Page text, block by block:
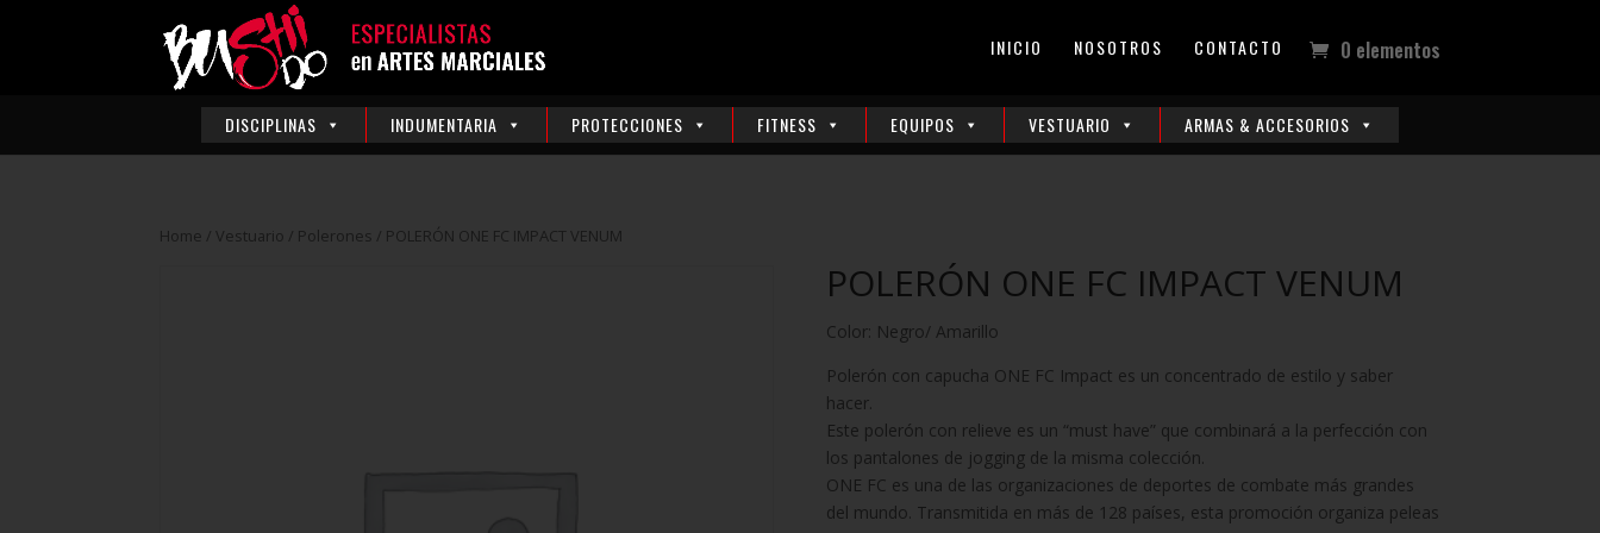
INICIO NOSOTROS CONTACTO 0 elementos
DISCIPLINAS INDUMENTARIA PROTECCIONES FITNESS EQUIPOS VESTUARIO ARMAS & ACCESORIOS
Home / Vestuario / Polerones / POLERÓN ONE FC IMPACT VENUM
POLERÓN ONE FC IMPACT VENUM
Color: Negro/ Amarillo
Polerón con capucha ONE FC Impact es un concentrado de estilo y saber
hacer.
Este polerón con relieve es un “must have” que combinará a la perfección con
los pantalones de jogging de la misma colección.
ONE FC es una de las organizaciones de deportes de combate más grandes
del mundo. Transmitida en más de 128 países, esta promoción organiza peleas